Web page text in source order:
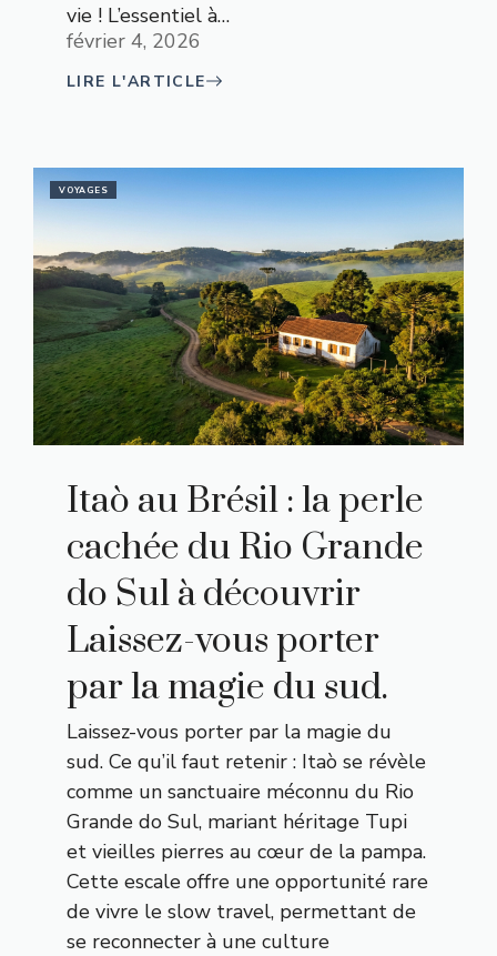
vie ! L’essentiel à…
février 4, 2026
LIRE L'ARTICLE
VOYAGES
Itaò au Brésil : la perle
cachée du Rio Grande
do Sul à découvrir
Laissez-vous porter
par la magie du sud.
Laissez-vous porter par la magie du
sud. Ce qu’il faut retenir : Itaò se révèle
comme un sanctuaire méconnu du Rio
Grande do Sul, mariant héritage Tupi
et vieilles pierres au cœur de la pampa.
Cette escale offre une opportunité rare
de vivre le slow travel, permettant de
se reconnecter à une culture